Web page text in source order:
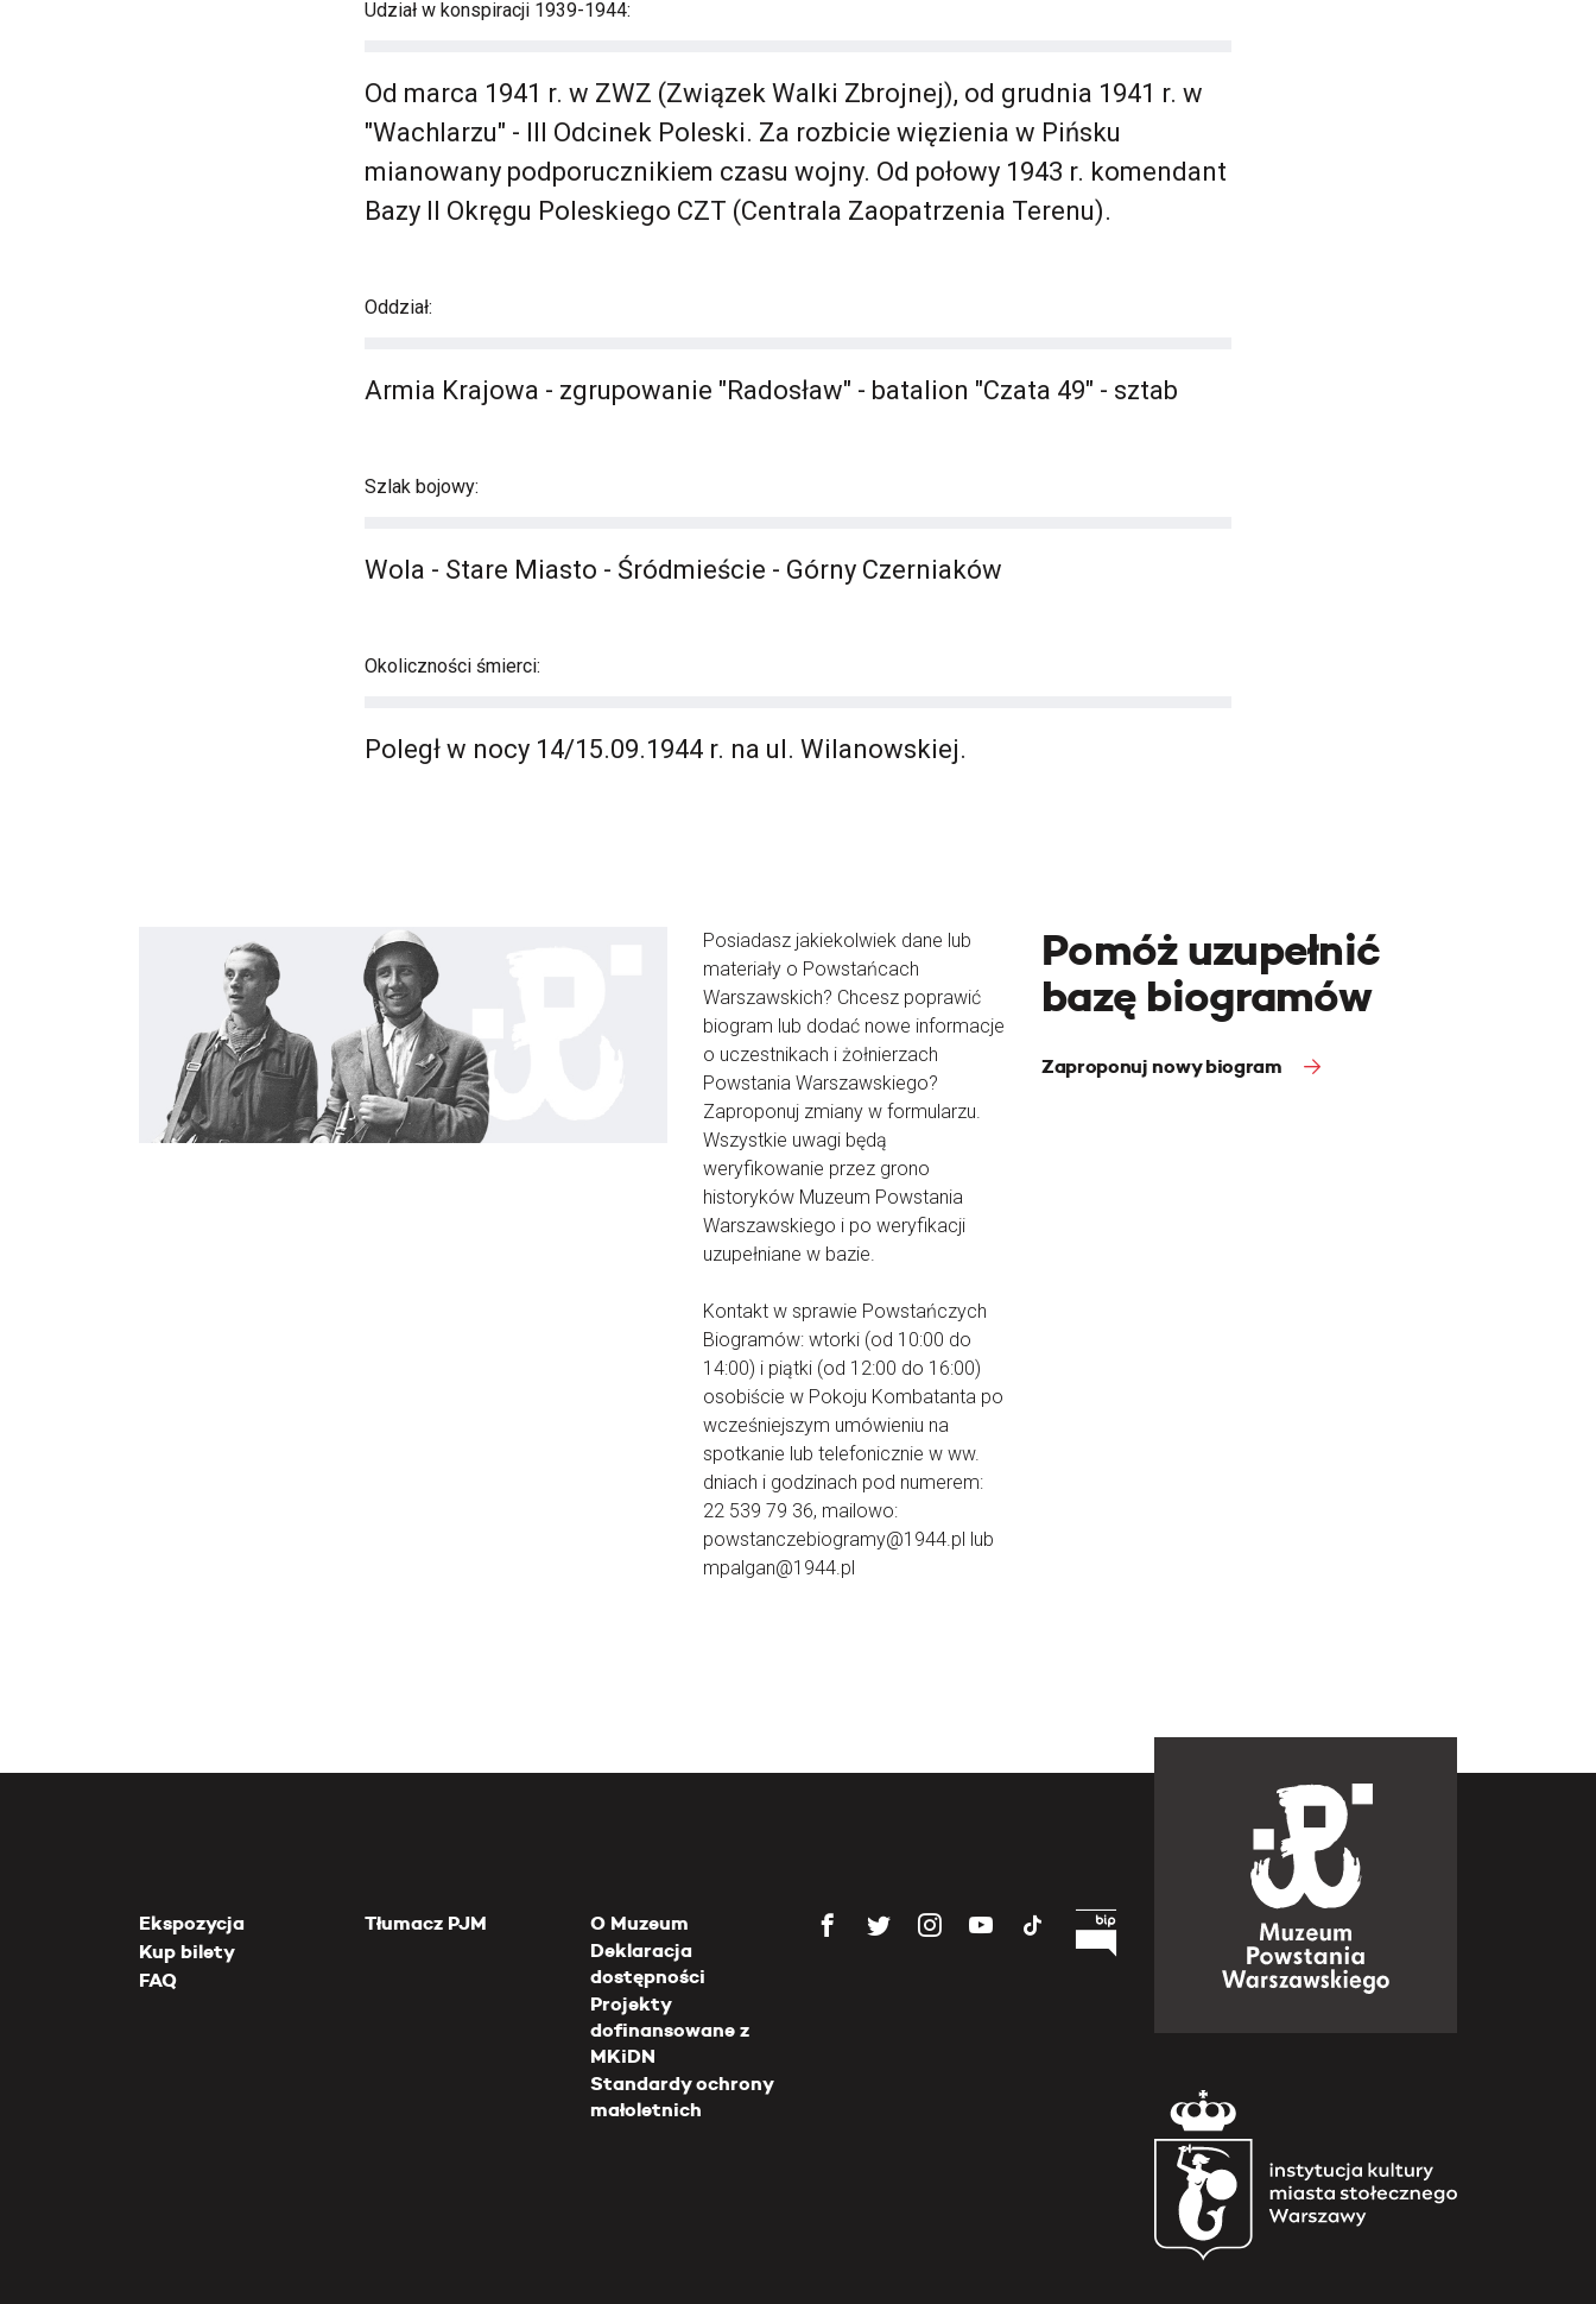
Udział w konspiracji 1939-1944:
Od marca 1941 r. w ZWZ (Związek Walki Zbrojnej), od grudnia 1941 r. w
"Wachlarzu" - III Odcinek Poleski. Za rozbicie więzienia w Pińsku
mianowany podporucznikiem czasu wojny. Od połowy 1943 r. komendant
Bazy II Okręgu Poleskiego CZT (Centrala Zaopatrzenia Terenu).
Oddział:
Armia Krajowa - zgrupowanie "Radosław" - batalion "Czata 49" - sztab
Szlak bojowy:
Wola - Stare Miasto - Śródmieście - Górny Czerniaków
Okoliczności śmierci:
Poległ w nocy 14/15.09.1944 r. na ul. Wilanowskiej.
Posiadasz jakiekolwiek dane lub
materiały o Powstańcach
Warszawskich? Chcesz poprawić
biogram lub dodać nowe informacje
o uczestnikach i żołnierzach
Powstania Warszawskiego?
Zaproponuj zmiany w formularzu.
Wszystkie uwagi będą
weryfikowanie przez grono
historyków Muzeum Powstania
Warszawskiego i po weryfikacji
uzupełniane w bazie.
Kontakt w sprawie Powstańczych
Biogramów: wtorki (od 10:00 do
14:00) i piątki (od 12:00 do 16:00)
osobiście w Pokoju Kombatanta po
wcześniejszym umówieniu na
spotkanie lub telefonicznie w ww.
dniach i godzinach pod numerem:
22 539 79 36, mailowo:
powstanczebiogramy@1944.pl lub
mpalgan@1944.pl
Pomóż uzupełnić
bazę biogramów
Zaproponuj nowy biogram
Ekspozycja
Kup bilety
FAQ
Tłumacz PJM
O Muzeum
Deklaracja
dostępności
Projekty
dofinansowane z
MKiDN
Standardy ochrony
małoletnich